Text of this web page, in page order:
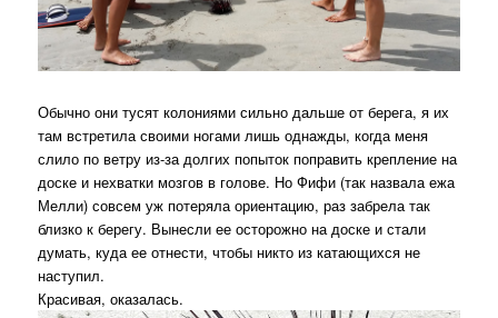
Обычно они тусят колониями сильно дальше от берега, я их
там встретила своими ногами лишь однажды, когда меня
слило по ветру из-за долгих попыток поправить крепление на
доске и нехватки мозгов в голове. Но Фифи (так назвала ежа
Мелли) совсем уж потеряла ориентацию, раз забрела так
близко к берегу. Вынесли ее осторожно на доске и стали
думать, куда ее отнести, чтобы никто из катающихся не
наступил.
Красивая, оказалась.